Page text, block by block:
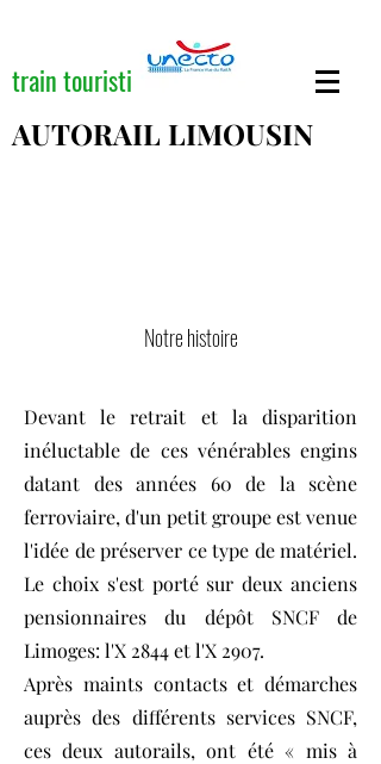
train touristique
AUTORAIL LIMOUSIN
Notre histoire
Devant le retrait et la disparition
inéluctable de ces vénérables engins
datant des années 60 de la scène
ferroviaire, d'un petit groupe est venue
l'idée de préserver ce type de matériel.
Le choix s'est porté sur deux anciens
pensionnaires du dépôt SNCF de
Limoges: l'X 2844 et l'X 2907.
Après maints contacts et démarches
auprès des différents services SNCF,
ces deux autorails, ont été « mis à